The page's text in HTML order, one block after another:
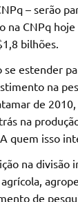
– serão
na CNPq
bilhões.
se estender
na
de
na
quem isso
na divisão
de